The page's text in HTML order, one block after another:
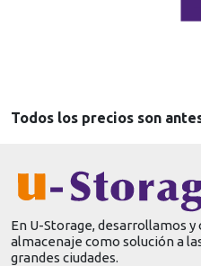
Todos los precios son
En U-Storage, desarrollamos
almacenaje como solución a
grandes ciudades.